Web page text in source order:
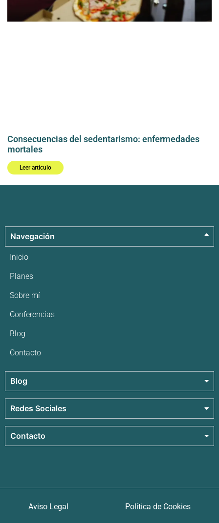
Consecuencias del sedentarismo: enfermedades
mortales
Leer artículo
Navegación
Inicio
Planes
Sobre mí
Conferencias
Blog
Contacto
Blog
Redes Sociales
Contacto
Aviso Legal Política de Cookies